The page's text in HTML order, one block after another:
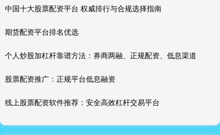
中国十大股票配资平台 权威排行与合规选择指南
期货配资平台排名优选
个人炒股加杠杆靠谱方法：券商两融、正规配资、低息渠道
股票配资推广：正规平台低息融资
线上股票配资软件推荐：安全高效杠杆交易平台